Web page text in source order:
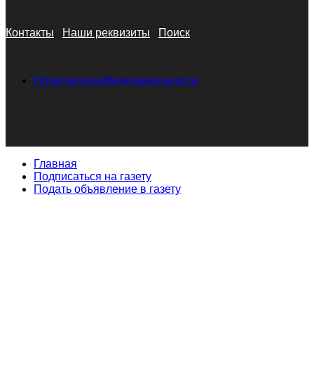
Контакты Наши реквизиты Поиск
Политика конфиденциальности
Главная
Подписаться на газету
Подать объявление в газету